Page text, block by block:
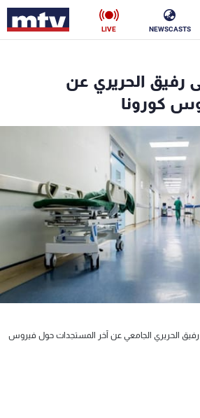
NEWSCASTS
LIVE
الحريري عن
كورونا
الحريري الجامعي عن آخر المستجدات حول فيروس
ناس
فن
رياضة